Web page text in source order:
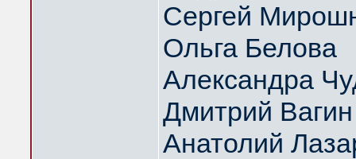
Сергей
Ольга Белова
Александра
Дмитрий
Анатолий